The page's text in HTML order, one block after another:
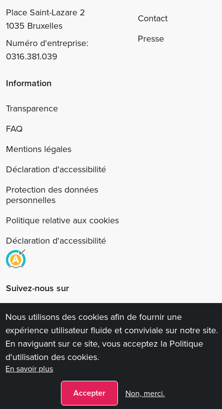
Place Saint-Lazare 2
1035 Bruxelles
Numéro d'entreprise:
0316.381.039
Contact
Presse
Information
Transparence
FAQ
Mentions légales
Déclaration d'accessibilité
Protection des données
personnelles
Politique relative aux cookies
Déclaration d'accessibilité
Suivez-nous sur
©2026 Tous droits réservés
Nous utilisons des cookies afin de fournir une
expérience utilisateur fluide et conviviale sur notre site.
En naviguant sur ce site, vous acceptez la Politique
d'utilisation des cookies.
En savoir plus
Accepter Non, merci.